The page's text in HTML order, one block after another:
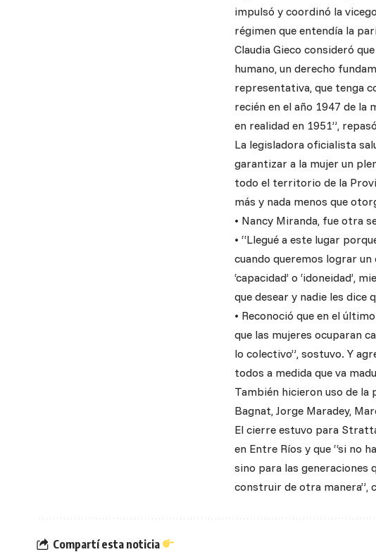
impulsó y coordinó la
régimen que entendía la
Claudia Gieco consideró
humano, un derecho
representativa, que tenga
recién en el año 1947 de la
en realidad en 1951”,
La legisladora oficialista
garantizar a la mujer un
todo el territorio de la
más y nada menos que
• Nancy Miranda, fue otra
• “Llegué a este lugar
cuando queremos lograr
‘capacidad’ o ‘idoneidad’,
que desear y nadie les dice
• Reconoció que en el
que las mujeres ocuparan
lo colectivo”, sostuvo. Y
todos a medida que va
También hicieron uso de
Bagnat, Jorge Maradey,
El cierre estuvo para
en Entre Ríos y que “si no
sino para las generaciones
construir de otra manera”,
Compartí esta noticia